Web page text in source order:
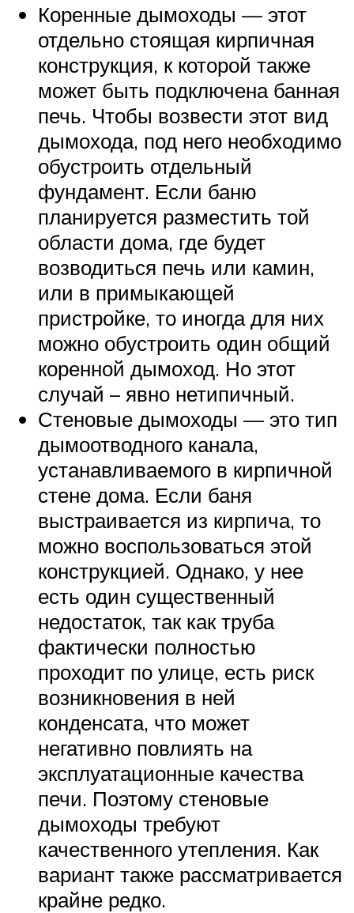
Коренные дымоходы — этот
отдельно стоящая кирпичная
конструкция, к которой также
может быть подключена банная
печь. Чтобы возвести этот вид
дымохода, под него необходимо
обустроить отдельный
фундамент. Если баню
планируется разместить той
области дома, где будет
возводиться печь или камин,
или в примыкающей
пристройке, то иногда для них
можно обустроить один общий
коренной дымоход. Но этот
случай – явно нетипичный.
Стеновые дымоходы — это тип
дымоотводного канала,
устанавливаемого в кирпичной
стене дома. Если баня
выстраивается из кирпича, то
можно воспользоваться этой
конструкцией. Однако, у нее
есть один существенный
недостаток, так как труба
фактически полностью
проходит по улице, есть риск
возникновения в ней
конденсата, что может
негативно повлиять на
эксплуатационные качества
печи. Поэтому стеновые
дымоходы требуют
качественного утепления. Как
вариант также рассматривается
крайне редко.